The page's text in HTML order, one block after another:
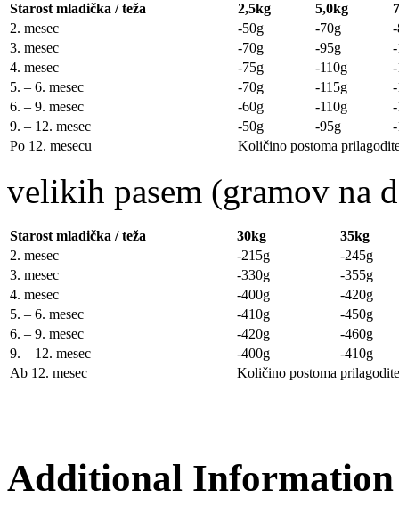
Starost mladička / teža 2,5kg 5,0kg
2. mesec
-50g -70g
3. mesec
-70g -95g
4. mesec
-75g -110g
5. – 6. mesec
-70g -115g
6. – 9. mesec
-60g -110g
9. – 12. mesec
-50g -95g
Po 12. mesecu
Količino postoma
velikih pasem (gramov na
Starost mladička / teža 30kg
35kg
2. mesec
-215g
-245g
3. mesec
-330g
-355g
4. mesec
-400g
-420g
5. – 6. mesec
-410g
-450g
6. – 9. mesec
-420g
-460g
9. – 12. mesec
-400g
-410g
Ab 12. mesec
Količino postoma
Additional Information